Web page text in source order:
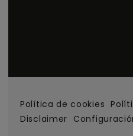
Política de cookies
Disclaimer